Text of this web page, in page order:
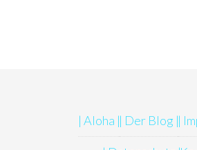
| Aloha || Der Blog ||